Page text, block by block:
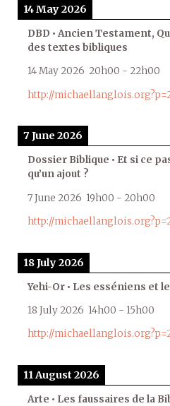
14 May 2026
DBD • Ancien Testament,
des textes bibliques
14 May 2026 20h00 - 22h00
http://
7 June 2026
Dossier Biblique • Et si ce
qu’un ajout ?
7 June 2026 19h00 - 20h00
http://
18 July 2026
Yehi-Or • Les esséniens et
18 July 2026 14h00 - 15h00
http://
11 August 2026
Arte • Les faussaires de la